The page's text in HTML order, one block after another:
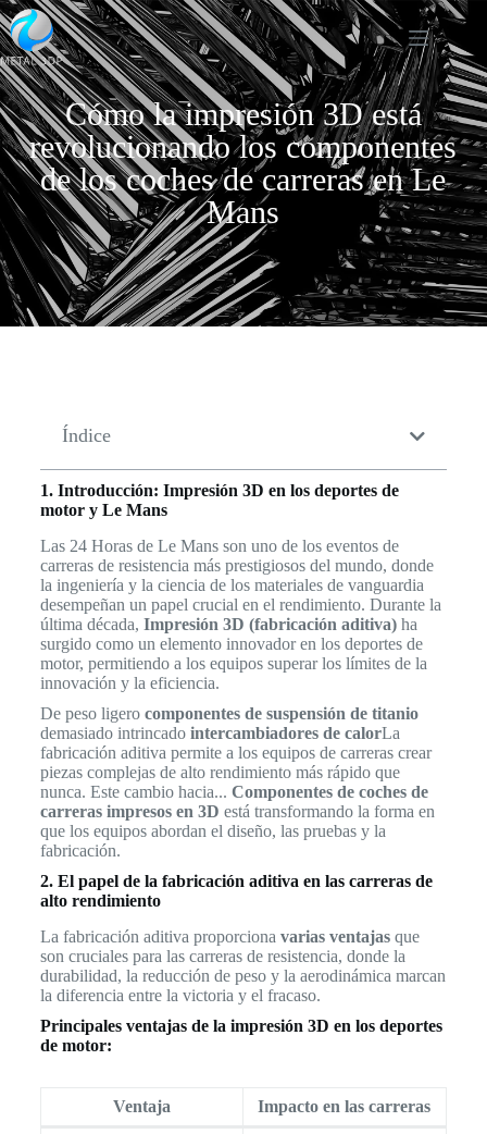
Cómo la impresión 3D está
revolucionando los componentes
de los coches de carreras en Le
Mans
Índice
1. Introducción: Impresión 3D en los deportes de
motor y Le Mans
Las 24 Horas de Le Mans son uno de los eventos de
carreras de resistencia más prestigiosos del mundo, donde
la ingeniería y la ciencia de los materiales de vanguardia
desempeñan un papel crucial en el rendimiento. Durante la
última década, Impresión 3D (fabricación aditiva)ha
surgido como un elemento innovador en los deportes de
motor, permitiendo a los equipos superar los límites de la
innovación y la eficiencia.
De peso ligero componentes de suspensión de titanio
demasiado intrincado intercambiadores de calorLa
fabricación aditiva permite a los equipos de carreras crear
piezas complejas de alto rendimiento más rápido que
nunca. Este cambio hacia... Componentes de coches de
carreras impresos en 3D está transformando la forma en
que los equipos abordan el diseño, las pruebas y la
fabricación.
2. El papel de la fabricación aditiva en las carreras de
alto rendimiento
La fabricación aditiva proporciona varias ventajasque
son cruciales para las carreras de resistencia, donde la
durabilidad, la reducción de peso y la aerodinámica marcan
la diferencia entre la victoria y el fracaso.
Principales ventajas de la impresión 3D en los deportes
de motor:
Ventaja Impacto en las carreras